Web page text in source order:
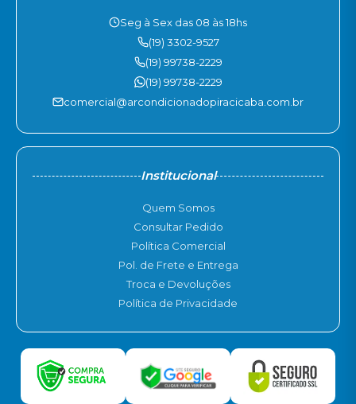
Seg à Sex das 08 às 18hs
(19) 3302-9527
(19) 99738-2229
(19) 99738-2229
comercial@arcondicionadopiracicaba.com.br
Institucional
Quem Somos
Consultar Pedido
Política Comercial
Pol. de Frete e Entrega
Troca e Devoluções
Política de Privacidade